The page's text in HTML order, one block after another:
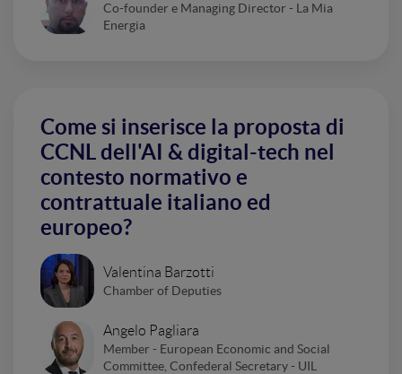
Co-founder e Managing Director - La Mia
Energia
Come si inserisce la proposta di
CCNL dell'AI & digital-tech nel
contesto normativo e
contrattuale italiano ed
europeo?
Valentina Barzotti
Chamber of Deputies
Angelo Pagliara
Member - European Economic and Social
Committee, Confederal Secretary - UIL